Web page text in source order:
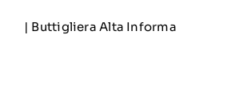
| Buttigliera Alta Informa